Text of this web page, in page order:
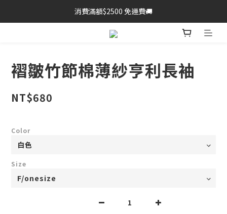
消費滿額$2500 免運費🚚
褶皺竹節棉薄紗亨利長袖
NT$680
Color
Size